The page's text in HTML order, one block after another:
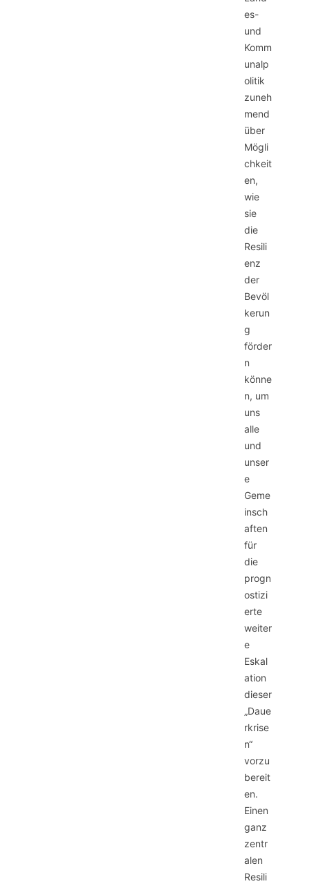
es-
und
Komm
unalp
olitik
zuneh
mend
über
Mögli
chkeit
en,
wie
sie
die
Resili
enz
der
Bevöl
kerun
g
förder
n
könne
n, um
uns
alle
und
unser
e
Geme
insch
aften
für
die
progn
ostizi
erte
weiter
e
Eskal
ation
dieser
„Daue
rkrise
n“
vorzu
bereit
en.
Einen
ganz
zentr
alen
Resili